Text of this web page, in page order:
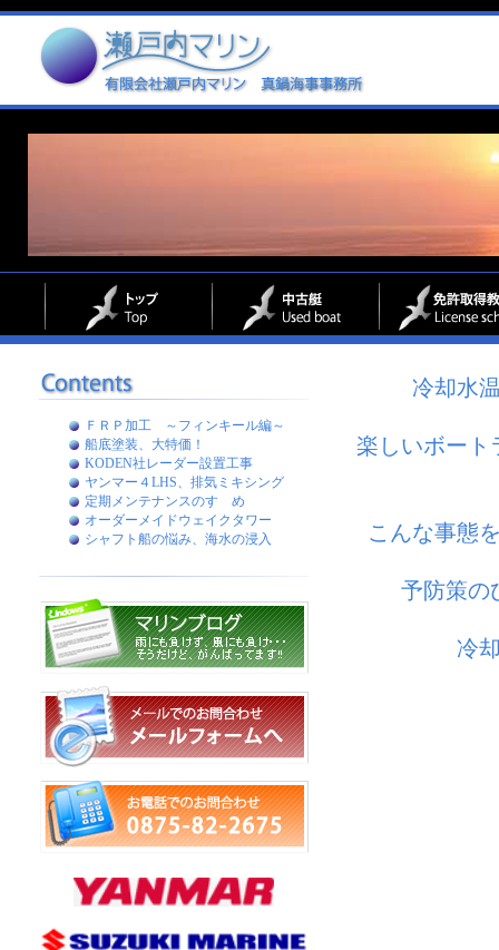
ＦＲＰ加工 ～フィンキール編～
船底塗装、大特価！
KODEN社レーダー設置工事
ヤンマー４LHS、排気ミキシング
定期メンテナンスのすゝめ
オーダーメイドウェイクタワー
シャフト船の悩み、海水の浸入
冷却水
楽しいボート
こんな事態
予防策の
冷